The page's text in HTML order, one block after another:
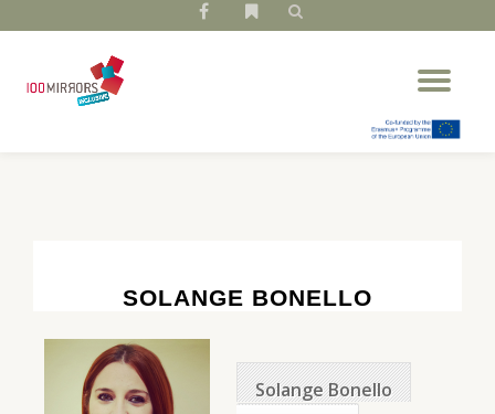
fa-
fa-
SOLANGE BONELLO
Solange Bonello